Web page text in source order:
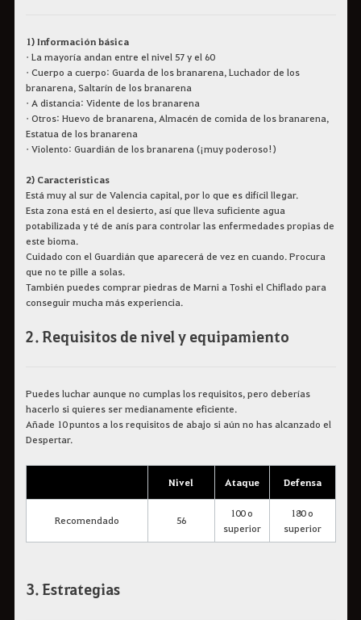
1) Información básica
• La mayoría andan entre el nivel 57 y el 60
• Cuerpo a cuerpo: Guarda de los branarena, Luchador de los
branarena, Saltarín de los branarena
• A distancia: Vidente de los branarena
• Otros: Huevo de branarena, Almacén de comida de los branarena,
Estatua de los branarena
• Violento: Guardián de los branarena (¡muy poderoso!)
2) Características
Está muy al sur de Valencia capital, por lo que es difícil llegar.
Esta zona está en el desierto, así que lleva suficiente agua
potabilizada y té de anís para controlar las enfermedades propias de
este bioma.
Cuidado con el Guardián que aparecerá de vez en cuando. Procura
que no te pille a solas.
También puedes comprar piedras de Marni a Toshi el Chiflado para
conseguir mucha más experiencia.
2. Requisitos de nivel y equipamiento
Puedes luchar aunque no cumplas los requisitos, pero deberías
hacerlo si quieres ser medianamente eficiente.
Añade 10 puntos a los requisitos de abajo si aún no has alcanzado el
Despertar.
Nivel Ataque Defensa
Recomendado 56
100 o
superior
180 o
superior
3. Estrategias